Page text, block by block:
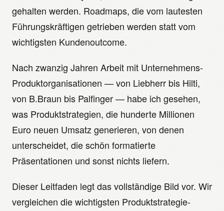
gehalten werden. Roadmaps, die vom lautesten
Führungskräftigen getrieben werden statt vom
wichtigsten Kundenoutcome.
Nach zwanzig Jahren Arbeit mit Unternehmens-
Produktorganisationen — von Liebherr bis Hilti,
von B.Braun bis Palfinger — habe ich gesehen,
was Produktstrategien, die hunderte Millionen
Euro neuen Umsatz generieren, von denen
unterscheidet, die schön formatierte
Präsentationen und sonst nichts liefern.
Dieser Leitfaden legt das vollständige Bild vor. Wir
vergleichen die wichtigsten Produktstrategie-